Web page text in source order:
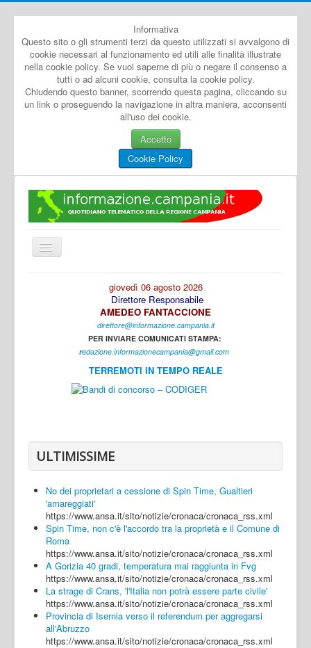
Informativa
Questo sito o gli strumenti terzi da questo utilizzati si avvalgono di
cookie necessari al funzionamento ed utili alle finalità illustrate
nella cookie policy. Se vuoi saperne di più o negare il consenso a
tutti o ad alcuni cookie, consulta la cookie policy.
Chiudendo questo banner, scorrendo questa pagina, cliccando su
un link o proseguendo la navigazione in altra maniera, acconsenti
all'uso dei cookie.
Accetto
Cookie Policy
Cambia
navigazione
Caserta
Napoli
Salerno
Login
giovedì 06 agosto 2026
Direttore Responsabile
AMEDEO FANTACCIONE
direttore@informazione.campania.it
PER INVIARE COMUNICATI STAMPA:
redazione.informazionecampania@gmail.com
TERREMOTI IN TEMPO REALE
ULTIMISSIME
No dei proprietari a cessione di Spin Time, Gualtieri
'amareggiati'
https://www.ansa.it/sito/notizie/cronaca/cronaca_rss.xml
Spin Time, non c'è l'accordo tra la proprietà e il Comune di
Roma
https://www.ansa.it/sito/notizie/cronaca/cronaca_rss.xml
A Gorizia 40 gradi, temperatura mai raggiunta in Fvg
https://www.ansa.it/sito/notizie/cronaca/cronaca_rss.xml
La strage di Crans, 'l'Italia non potrà essere parte civile'
https://www.ansa.it/sito/notizie/cronaca/cronaca_rss.xml
Provincia di Isernia verso il referendum per aggregarsi
all'Abruzzo
https://www.ansa.it/sito/notizie/cronaca/cronaca_rss.xml